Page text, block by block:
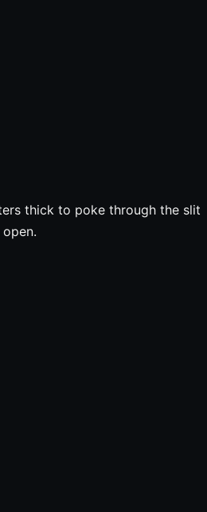
thick to poke through the slit